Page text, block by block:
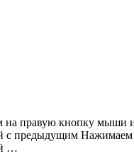
на правую кнопку мыши
с предыдущим
…